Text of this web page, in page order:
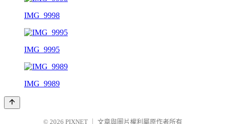
IMG_9998
IMG_9995
IMG_9989
© 2026 PIXNET 文章與圖片權利屬原作者所有